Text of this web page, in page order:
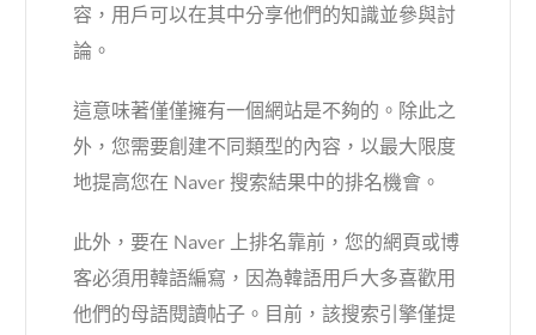
容，用戶可以在其中分享他們的知識並參與討
論。
這意味著僅僅擁有一個網站是不夠的。除此之
外，您需要創建不同類型的內容，以最大限度
地提高您在 Naver 搜索結果中的排名機會。
此外，要在 Naver 上排名靠前，您的網頁或博
客必須用韓語編寫，因為韓語用戶大多喜歡用
他們的母語閱讀帖子。目前，該搜索引擎僅提